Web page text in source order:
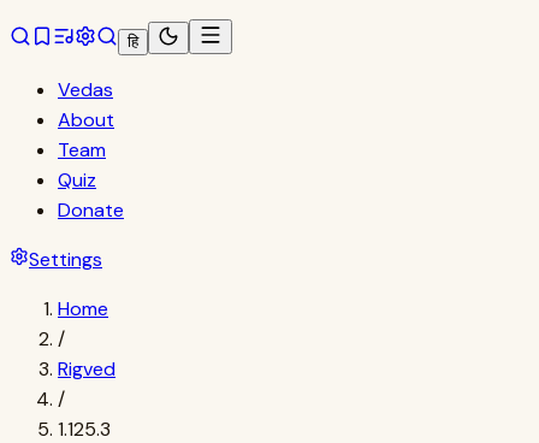
हि
Vedas
About
Team
Quiz
Donate
Settings
Home
/
Rigved
/
1.125.3